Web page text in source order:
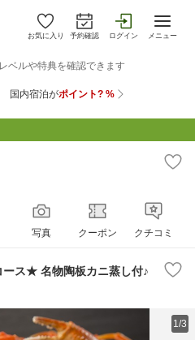
お気に入り 予約確認 ログイン メニュー
写真 クーポン クチコミ
ース★ 名物陶板カニ蒸し付♪
1/3